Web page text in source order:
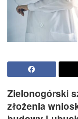
Zielonogórski
złożenia